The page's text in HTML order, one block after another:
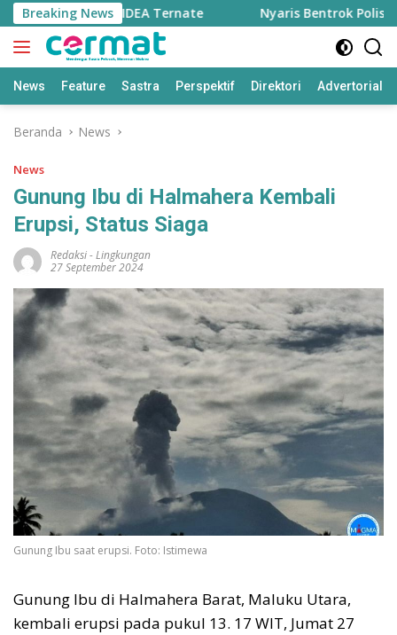
Langsung
ke
konten
Breaking News
Nahkodai ForIDEA Ternate Nyaris Bentrok Polisi Vs
News Feature Sastra Perspektif Direktori Advertorial
Beranda News
News
Gunung Ibu di Halmahera Kembali
Erupsi, Status Siaga
Redaksi-Lingkungan
27 September 2024
Gunung Ibu saat erupsi. Foto: Istimewa
Gunung Ibu di Halmahera Barat, Maluku Utara,
kembali erupsi pada pukul 13. 17 WIT, Jumat 27